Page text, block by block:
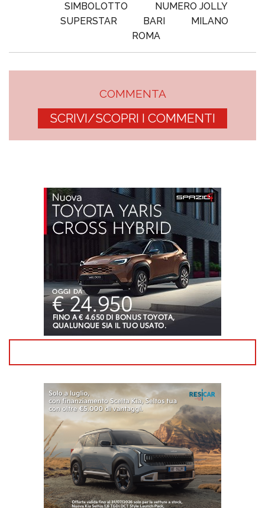
SIMBOLOTTO
NUMERO JOLLY
SUPERSTAR
BARI
MILANO
ROMA
COMMENTA
SCRIVI/SCOPRI I COMMENTI